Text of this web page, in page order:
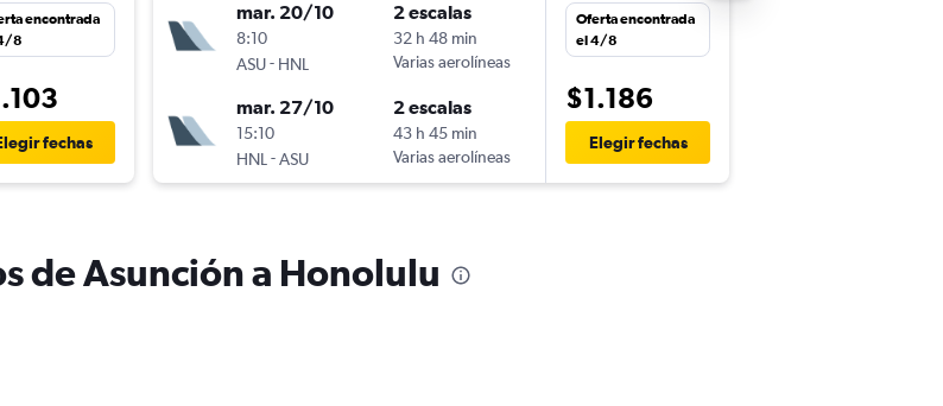
encontrada
8
fechas
mar. 20/10
8:10
ASU- HNL
2 escalas
32 h 48 min
Varias aerolíneas
mar. 27/10
15:10
HNL -ASU
2 escalas
43 h 45 min
Varias aerolíneas
Oferta encontrada
el 4/8
$1.186
Elegir fechas
de Asunción a Honolulu